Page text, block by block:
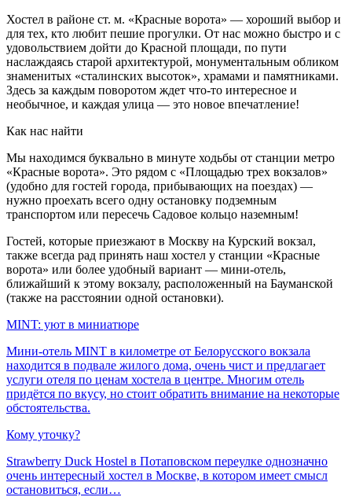
Хостел в районе ст. м. «Красные ворота» — хороший выбор и
для тех, кто любит пешие прогулки. От нас можно быстро и с
удовольствием дойти до Красной площади, по пути
наслаждаясь старой архитектурой, монументальным обликом
знаменитых «сталинских высоток», храмами и памятниками.
Здесь за каждым поворотом ждет что-то интересное и
необычное, и каждая улица — это новое впечатление!
Как нас найти
Мы находимся буквально в минуте ходьбы от станции метро
«Красные ворота». Это рядом с «Площадью трех вокзалов»
(удобно для гостей города, прибывающих на поездах) —
нужно проехать всего одну остановку подземным
транспортом или пересечь Садовое кольцо наземным!
Гостей, которые приезжают в Москву на Курский вокзал,
также всегда рад принять наш хостел у станции «Красные
ворота» или более удобный вариант — мини-отель,
ближайший к этому вокзалу, расположенный на Бауманской
(также на расстоянии одной остановки).
MINT: уют в миниатюре
Мини-отель MINT в километре от Белорусского вокзала
находится в подвале жилого дома, очень чист и предлагает
услуги отеля по ценам хостела в центре. Многим отель
придётся по вкусу, но стоит обратить внимание на некоторые
обстоятельства.
Кому уточку?
Strawberry Duck Hostel в Потаповском переулке однозначно
очень интересный хостел в Москве, в котором имеет смысл
остановиться, если…